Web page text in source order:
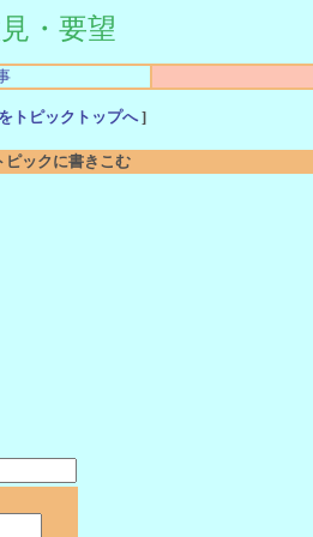
・要望
トピックトップへ]
ピックに書きこむ